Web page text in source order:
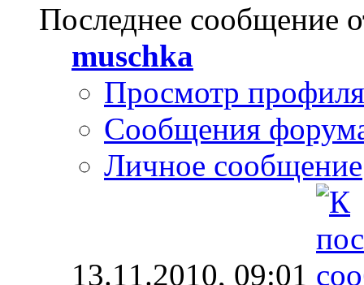
Последнее сообщение
muschka
Просмотр профиля
Сообщения
Личное сообщение
13.11.2010, 09:01